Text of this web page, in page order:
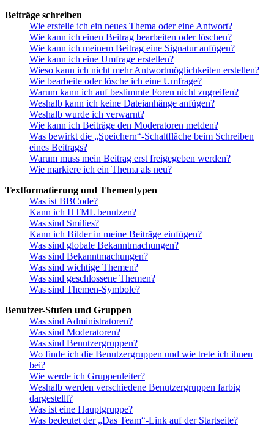
Beiträge schreiben
Wie erstelle ich ein neues Thema oder eine Antwort?
Wie kann ich einen Beitrag bearbeiten oder löschen?
Wie kann ich meinem Beitrag eine Signatur anfügen?
Wie kann ich eine Umfrage erstellen?
Wieso kann ich nicht mehr Antwortmöglichkeiten erstellen?
Wie bearbeite oder lösche ich eine Umfrage?
Warum kann ich auf bestimmte Foren nicht zugreifen?
Weshalb kann ich keine Dateianhänge anfügen?
Weshalb wurde ich verwarnt?
Wie kann ich Beiträge den Moderatoren melden?
Was bewirkt die „Speichern“-Schaltfläche beim Schreiben
eines Beitrags?
Warum muss mein Beitrag erst freigegeben werden?
Wie markiere ich ein Thema als neu?
Textformatierung und Thementypen
Was ist BBCode?
Kann ich HTML benutzen?
Was sind Smilies?
Kann ich Bilder in meine Beiträge einfügen?
Was sind globale Bekanntmachungen?
Was sind Bekanntmachungen?
Was sind wichtige Themen?
Was sind geschlossene Themen?
Was sind Themen-Symbole?
Benutzer-Stufen und Gruppen
Was sind Administratoren?
Was sind Moderatoren?
Was sind Benutzergruppen?
Wo finde ich die Benutzergruppen und wie trete ich ihnen
bei?
Wie werde ich Gruppenleiter?
Weshalb werden verschiedene Benutzergruppen farbig
dargestellt?
Was ist eine Hauptgruppe?
Was bedeutet der „Das Team“-Link auf der Startseite?